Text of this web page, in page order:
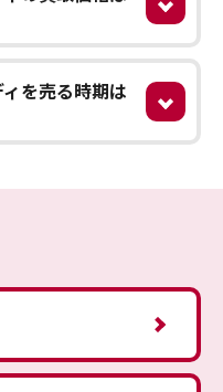
を売る時期は